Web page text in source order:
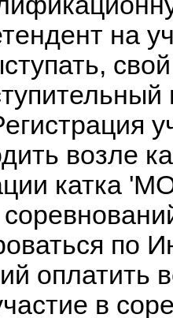
на
возле
катка
по
оплатить
в